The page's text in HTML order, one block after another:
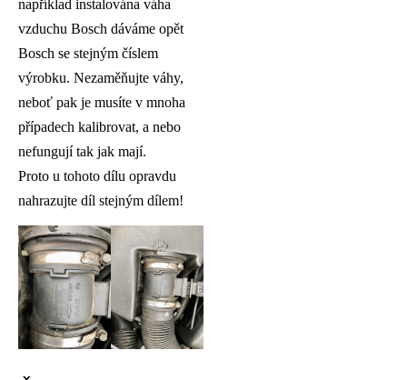
například instalována váha
vzduchu Bosch dáváme opět
Bosch se stejným číslem
výrobku. Nezaměňujte váhy,
neboť pak je musíte v mnoha
případech kalibrovat, a nebo
nefungují tak jak mají.
Proto u tohoto dílu opravdu
nahrazujte díl stejným dílem!